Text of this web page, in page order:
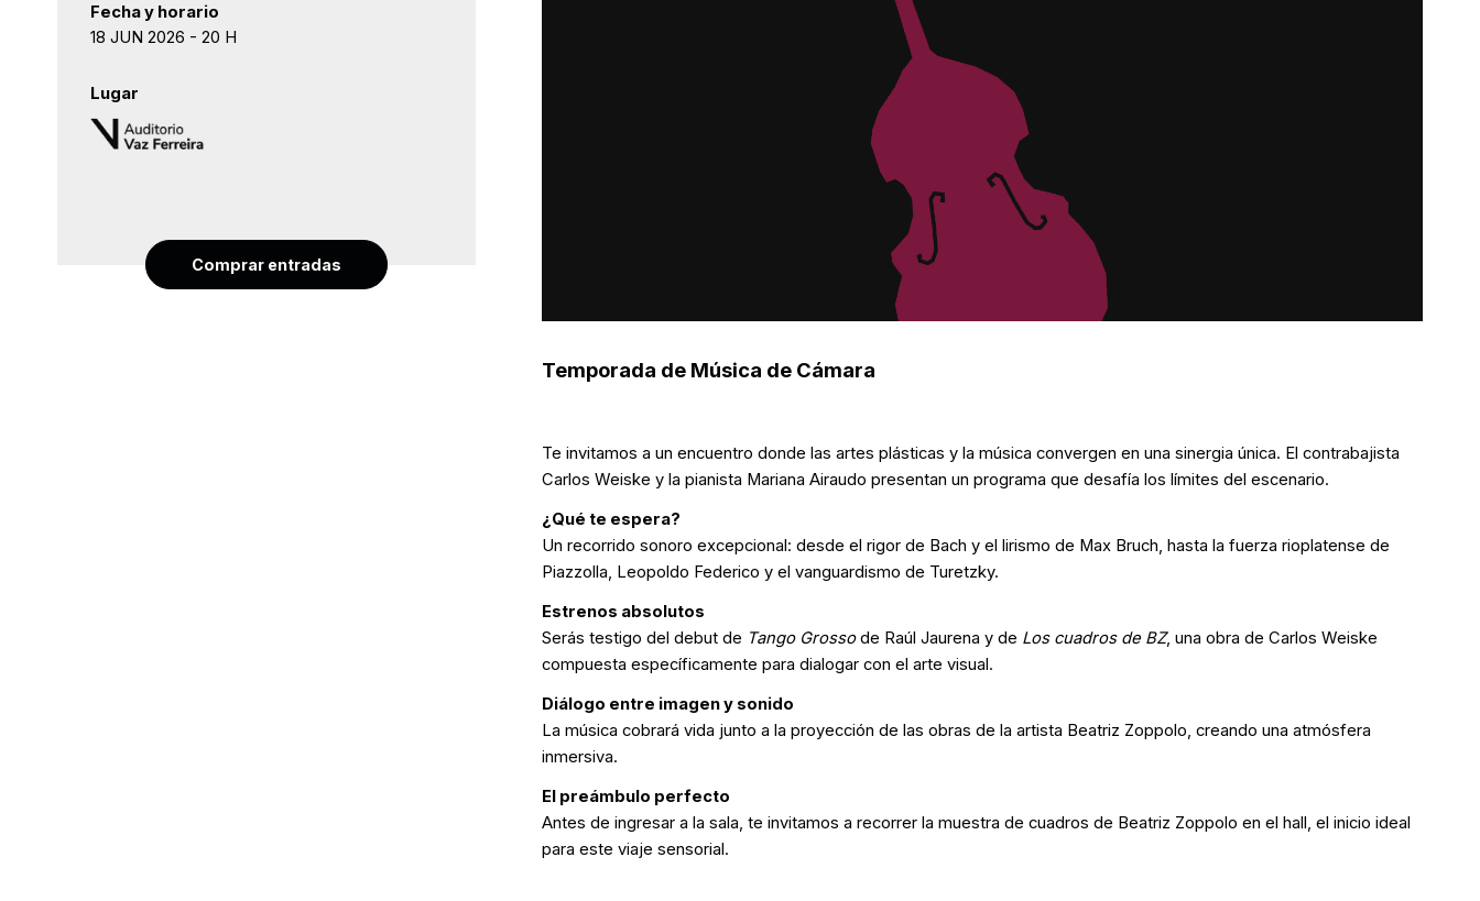
Temporada de Música de Cámara
Te invitamos a un encuentro donde las artes plásticas y la música convergen en una sinergia única. El contrabajista
Carlos Weiske y la pianista Mariana Airaudo presentan un programa que desafía los límites del escenario.
¿Qué te espera?
Un recorrido sonoro excepcional: desde el rigor de Bach y el lirismo de Max Bruch, hasta la fuerza rioplatense de
Piazzolla, Leopoldo Federico y el vanguardismo de Turetzky.
Estrenos absolutos
Serás testigo del debut de Tango Grossode Raúl Jaurena y de Los cuadros de BZ, una obra de Carlos Weiske
compuesta específicamente para dialogar con el arte visual.
Diálogo entre imagen y sonido
La música cobrará vida junto a la proyección de las obras de la artista Beatriz Zoppolo, creando una atmósfera
inmersiva.
El preámbulo perfecto
Antes de ingresar a la sala, te invitamos a recorrer la muestra de cuadros de Beatriz Zoppolo en el hall, el inicio ideal
para este viaje sensorial.
Fecha y horario
18 JUN 2026 - 20 H
Lugar
Comprar entradas